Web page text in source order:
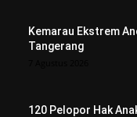
Kemarau Ekstrem
Tangerang
120 Pelopor Hak